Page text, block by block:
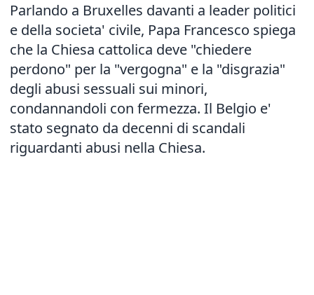
Parlando a Bruxelles davanti a leader politici
e della societa' civile, Papa Francesco spiega
che la Chiesa cattolica deve "chiedere
perdono" per la "vergogna" e la "disgrazia"
degli abusi sessuali sui minori,
condannandoli con fermezza. Il Belgio e'
stato segnato da decenni di scandali
riguardanti abusi nella Chiesa.